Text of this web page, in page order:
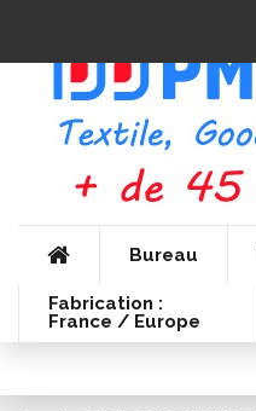
Bureau
Fabrication :
France / Europe